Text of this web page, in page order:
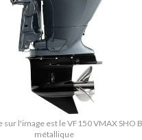
sur l'image est le VF150 VMAX SHO
métallique